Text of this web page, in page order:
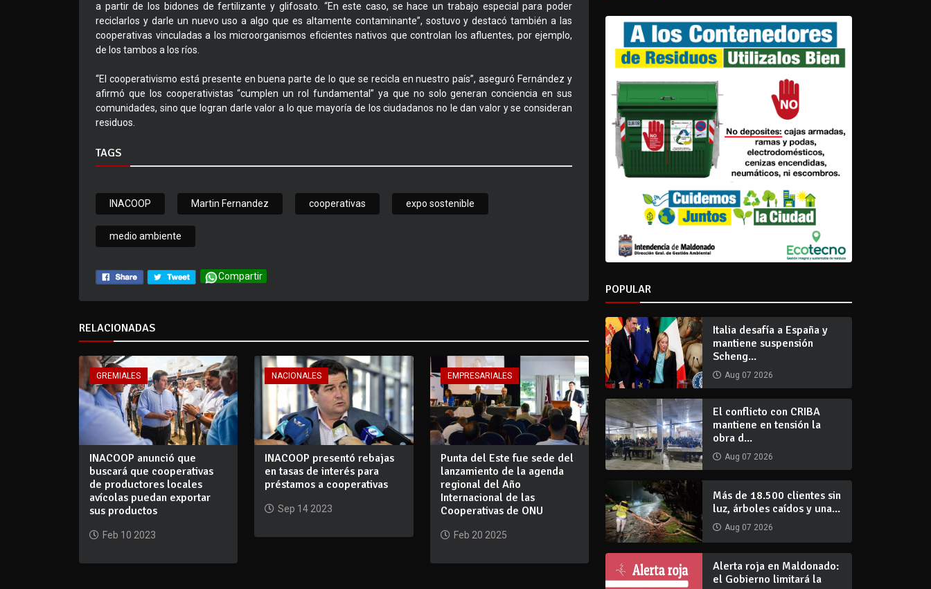
a partir de los bidones de fertilizante y glifosato. “En este caso, se hace un trabajo especial para poder
reciclarlos y darle un nuevo uso a algo que es altamente contaminante”, sostuvo y destacó también a las
cooperativas vinculadas a los microorganismos eficientes nativos que controlan los afluentes, por ejemplo,
de los tambos a los ríos.
“El cooperativismo está presente en buena parte de lo que se recicla en nuestro país”, aseguró Fernández y
afirmó que los cooperativistas “cumplen un rol fundamental” ya que no solo generan conciencia en sus
comunidades, sino que logran darle valor a lo que mayoría de los ciudadanos no le dan valor y se consideran
residuos.
TAGS
INACOOP Martin Fernandez cooperativas expo sostenible
medio ambiente
Compartir
RELACIONADAS
GREMIALES
INACOOP anunció que
buscará que cooperativas
de productores locales
avícolas puedan exportar
sus productos
Feb 10 2023
NACIONALES
INACOOP presentó rebajas
en tasas de interés para
préstamos a cooperativas
Sep 14 2023
EMPRESARIALES
Punta del Este fue sede del
lanzamiento de la agenda
regional del Año
Internacional de las
Cooperativas de ONU
Feb 20 2025
POPULAR
Italia desafía a España y
mantiene suspensión
Scheng...
Aug 07 2026
El conflicto con CRIBA
mantiene en tensión la
obra d...
Aug 07 2026
Más de 18.500 clientes sin
luz, árboles caídos y una...
Aug 07 2026
Alerta roja en Maldonado:
el Gobierno limitará la